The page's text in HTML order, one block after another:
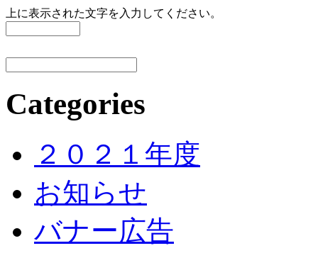
上に表示された文字を入力してください。
Categories
２０２１年度
お知らせ
バナー広告